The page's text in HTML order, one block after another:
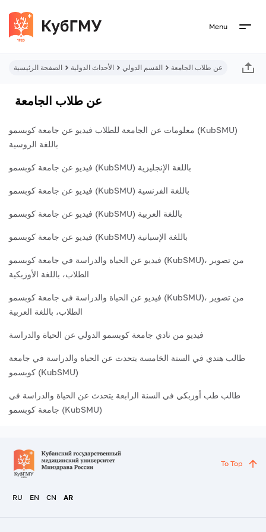
Menu
الصفحة الرئيسية الأحداث الدولية القسم الدولي عن طلاب الجامعة
عن طلاب الجامعة
معلومات عن الجامعة للطلاب فيديو عن جامعة كوبسمو (KubSMU)
باللغة الروسية
فيديو عن جامعة كوبسمو (KubSMU) باللغة الإنجليزية
فيديو عن جامعة كوبسمو (KubSMU) باللغة الفرنسية
فيديو عن جامعة كوبسمو (KubSMU) باللغة العربية
فيديو عن جامعة كوبسمو (KubSMU) باللغة الإسبانية
فيديو عن الحياة والدراسة في جامعة كوبسمو (KubSMU)، من تصوير
الطلاب، باللغة الأوزبكية
فيديو عن الحياة والدراسة في جامعة كوبسمو (KubSMU)، من تصوير
الطلاب، باللغة العربية
فيديو من نادي جامعة كوبسمو الدولي عن الحياة والدراسة
طالب هندي في السنة الخامسة يتحدث عن الحياة والدراسة في جامعة
كوبسمو (KubSMU)
طالب طب أوزبكي في السنة الرابعة يتحدث عن الحياة والدراسة في
جامعة كوبسمو (KubSMU)
RU EN CN AR
To Top